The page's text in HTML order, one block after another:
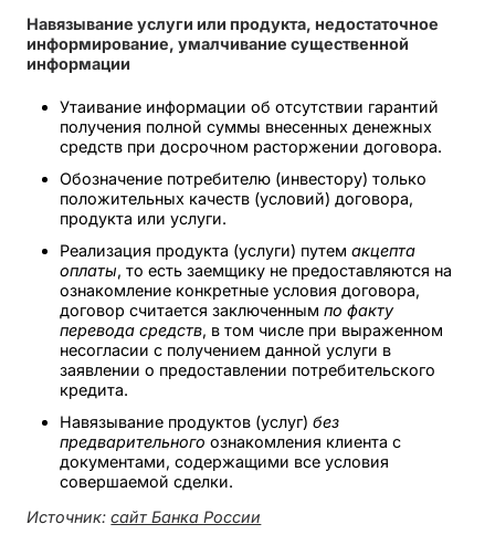
Навязывание услуги или продукта, недостаточное
информирование, умалчивание существенной
информации
Утаивание информации об отсутствии гарантий
получения полной суммы внесенных денежных
средств при досрочном расторжении договора.
Обозначение потребителю (инвестору) только
положительных качеств (условий) договора,
продукта или услуги.
Реализация продукта (услуги) путемакцепта
оплаты, то есть заемщику не предоставляются на
ознакомление конкретные условия договора,
договор считается заключеннымпо факту
перевода средств, в том числе при выраженном
несогласии с получением данной услуги в
заявлении о предоставлении потребительского
кредита.
Навязывание продуктов (услуг)без
предварительного ознакомления клиента с
документами, содержащими все условия
совершаемой сделки.
Источник:сайт Банка России